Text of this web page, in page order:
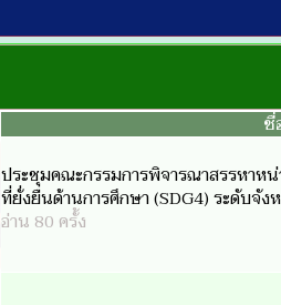
ชื่
ประชุมคณะกรรมการพิจารณาสรรหาห
ที่ยั่งยืนด้านการศึกษา (SDG4) ระดับจั
อ่าน 80 ครั้ง